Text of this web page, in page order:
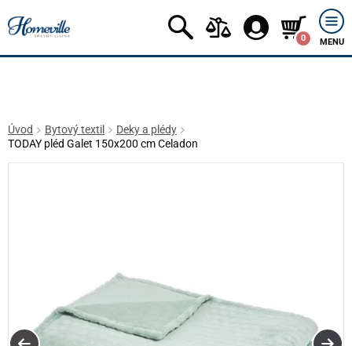
0 MENU
Úvod Bytový textil
Deky a plédy
TODAY pléd Galet 150x200 cm Celadon